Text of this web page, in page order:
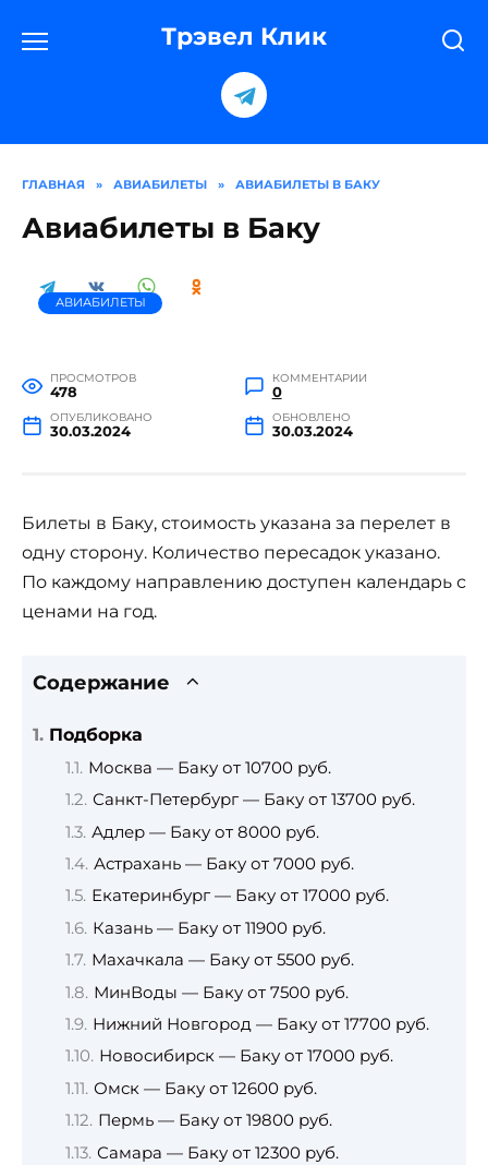
содержанию
Трэвел Клик
ГЛАВНАЯ » АВИАБИЛЕТЫ » АВИАБИЛЕТЫ В БАКУ
Авиабилеты в Баку
АВИАБИЛЕТЫ
ПРОСМОТРОВ
478
КОММЕНТАРИИ
0
ОПУБЛИКОВАНО
30.03.2024
ОБНОВЛЕНО
30.03.2024
Билеты в Баку, стоимость указана за перелет в
одну сторону. Количество пересадок указано.
По каждому направлению доступен календарь с
ценами на год.
Содержание
Подборка
Москва — Баку от 10700 руб.
Санкт-Петербург — Баку от 13700 руб.
Адлер — Баку от 8000 руб.
Астрахань — Баку от 7000 руб.
Екатеринбург — Баку от 17000 руб.
Казань — Баку от 11900 руб.
Махачкала — Баку от 5500 руб.
МинВоды — Баку от 7500 руб.
Нижний Новгород — Баку от 17700 руб.
Новосибирск — Баку от 17000 руб.
Омск — Баку от 12600 руб.
Пермь — Баку от 19800 руб.
Самара — Баку от 12300 руб.